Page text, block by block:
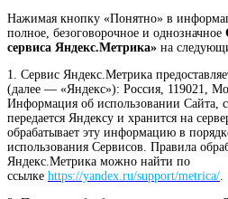
Нажимая кнопку «Понятно» в
полное, безоговорочное и однозначное
сервиса Яндекс.Метрика» на
1. Сервис Яндекс.Метрика
(далее — «Яндекс»): Россия, 119021,
Информация об использовании Сайта,
передается Яндексу и хранится на
обрабатывает эту информацию в
использования Сервисов. Правила
Яндекс.Метрика можно найти по
ссылке https://yandex.ru/support/metrica/.